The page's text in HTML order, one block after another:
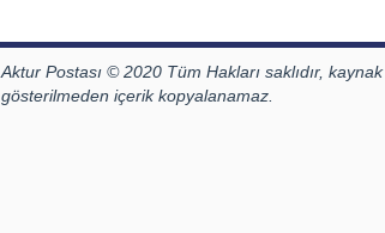
Aktur Postası © 2020 Tüm Hakları saklıdır, kaynak
gösterilmeden içerik kopyalanamaz.